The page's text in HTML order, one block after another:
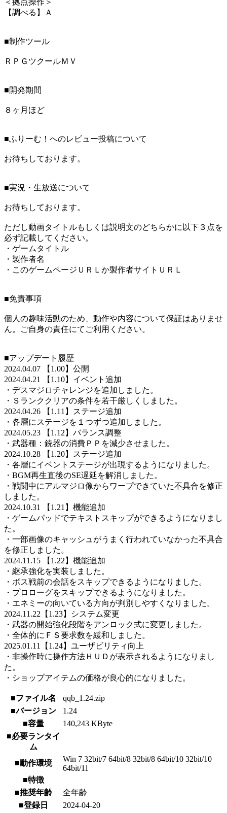
＜拠点操作＞
【調べる】Ａ
■制作ツール
ＲＰＧツクールＭＶ
■開発期間
８ヶ月ほど
■ふりーむ！へのレビュー投稿について
お待ちしております。
■実況・生放送について
お待ちしております。
ただし動画タイトルもしくは説明文のどちらかに以下３点を
必ず記載してください。
・ゲームタイトル
・製作者名
・このゲームページＵＲＬか製作者サイトＵＲＬ
■免責事項
個人の趣味活動のため、動作や内容について保証はありませ
ん。ご自身の責任にてご利用ください。
■アップデート履歴
2024.04.07 【1.00】公開
2024.04.21 【1.10】イベント追加
・デスマジロチャレンジを追加しました。
・Ｓランククリアの条件を若干厳しくしました。
2024.04.26 【1.11】ステージ追加
・各層にステージを１つずつ追加しました。
2024.05.23 【1.12】バランス調整
・武器種：銃器の消費ＰＰを減少させました。
2024.10.28 【1.20】ステージ追加
・各層にイベントステージが出現するようになりました。
・BGM再生直後のSE遅延を解消しました。
・戦闘中にアルマジロ像からワープできていた不具合を修正
しました。
2024.10.31 【1.21】機能追加
・ゲームパッドでテキストスキップができるようになりまし
た。
・一部画像のキャッシュがうまく行われていなかった不具合
を修正しました。
2024.11.15 【1.22】機能追加
・継承強化を実装しました。
・ボス戦前の会話をスキップできるようになりました。
・プロローグをスキップできるようになりました。
・エネミーの向いている方向が判別しやすくなりました。
2024.11.22【1.23】システム変更
・武器の開始強化段階をアンロック式に変更しました。
・全体的にＦＳ要求数を緩和しました。
2025.01.11【1.24】ユーザビリティ向上
・非操作時に操作方法ＨＵＤが表示されるようになりまし
た。
・ショップアイテムの価格が良心的になりました。
■ファイル名
qqb_1.24.zip
■バージョン
1.24
■容量
140,243 KByte
■必要ランタイ
ム
■動作環境
Win 7 32bit/7 64bit/8 32bit/8 64bit/10 32bit/10
64bit/11
■特徴
■推奨年齢
全年齢
■登録日
2024-04-20